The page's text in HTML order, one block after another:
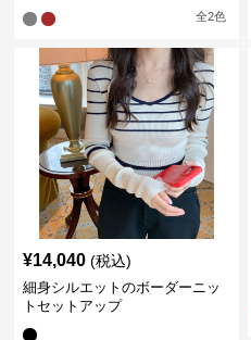
全2色
¥14,040 (税込)
細身シルエットのボーダーニッ
トセットアップ